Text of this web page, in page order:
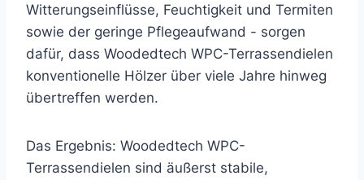
Witterungseinflüsse, Feuchtigkeit und Termiten
sowie der geringe Pflegeaufwand - sorgen
dafür, dass Woodedtech WPC-Terrassendielen
konventionelle Hölzer über viele Jahre hinweg
übertreffen werden.
Das Ergebnis: Woodedtech WPC-
Terrassendielen sind äußerst stabile,